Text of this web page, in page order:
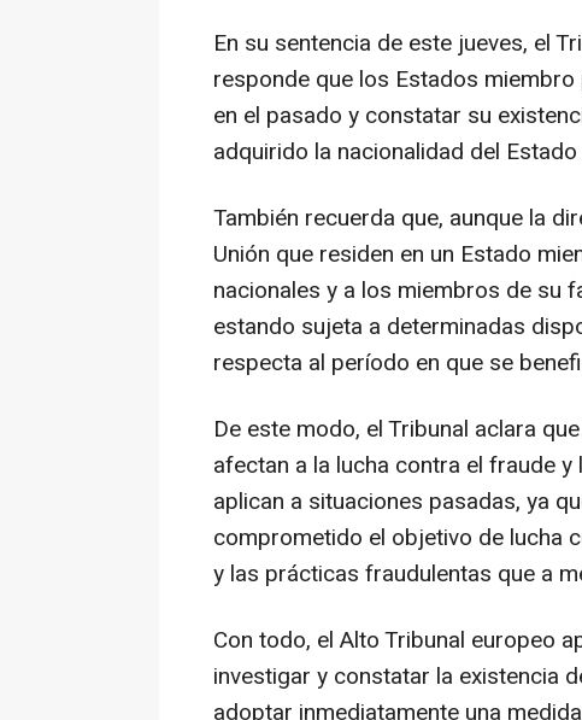
En su sentencia de este jueves, el
responde que los Estados
en el pasado y constatar su
adquirido la nacionalidad del
También recuerda que, aunque la
Unión que residen en un Estado
nacionales y a los miembros de su
estando sujeta a determinadas
respecta al período en que se
De este modo, el Tribunal aclara
afectan a la lucha contra el fraude
aplican a situaciones pasadas, ya
comprometido el objetivo de lucha
y las prácticas fraudulentas que a
Con todo, el Alto Tribunal europeo
investigar y constatar la existencia
adoptar inmediatamente una